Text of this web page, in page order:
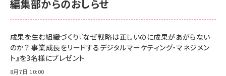
anan(アンアン)2026/06/24号 No.2500増刊
スペシャルエディション[王道エンタメの矜持／
￥1,100
anan(アンアン)2026/07/08号 No.2502[2026
NIMASO ガラスフィルム iPhone 17 用 保護フィ
すい ガイド枠付き いPhone17 (6.3インチ) 対応
2枚セット DSP25F1698
￥1,599
Amazon eギフトカード - Amazonロゴ - クラ
￥5,000
Anker PowerLine III Flow USB-C & USB-C
編集部からのおしらせ
成果を生む組織づくり『なぜ戦略は正しいのに成果があがらない
のか？ 事業成長をリードするデジタルマーケティング・マネジメン
ト』を3名様にプレゼント
8月7日 10:00